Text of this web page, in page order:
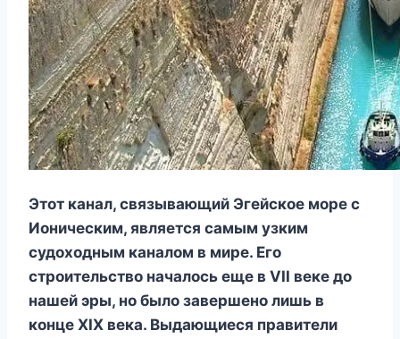
Этот канал, связывающий Эгейское море с
Ионическим, является самым узким
судоходным каналом в мире. Его
строительство началось еще в VII веке до
нашей эры, но было завершено лишь в
конце XIX века. Выдающиеся правители